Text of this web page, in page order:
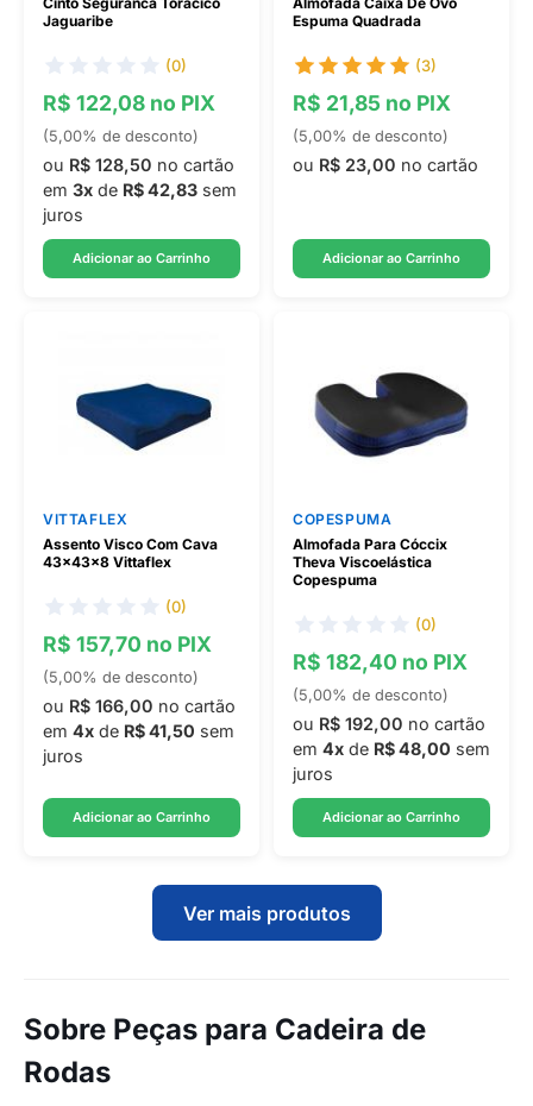
Jaguaribe
(0)
R$ 122,08 no PIX
(5,00% de desconto)
ou R$ 128,50 no cartão
em 3x de R$ 42,83 sem
juros
Adicionar ao Carrinho
Espuma Quadrada
(3)
R$ 21,85 no PIX
(5,00% de desconto)
ou R$ 23,00 no cartão
Adicionar ao Carrinho
VITTAFLEX
Assento Visco Com Cava
43x43x8 Vittaflex
(0)
R$ 157,70 no PIX
(5,00% de desconto)
ou R$ 166,00 no cartão
em 4x de R$ 41,50 sem
juros
Adicionar ao Carrinho
COPESPUMA
Almofada Para Cóccix
Theva Viscoelástica
Copespuma
(0)
R$ 182,40 no PIX
(5,00% de desconto)
ou R$ 192,00 no cartão
em 4x de R$ 48,00 sem
juros
Adicionar ao Carrinho
Ver mais produtos
Sobre Peças para Cadeira de
Rodas